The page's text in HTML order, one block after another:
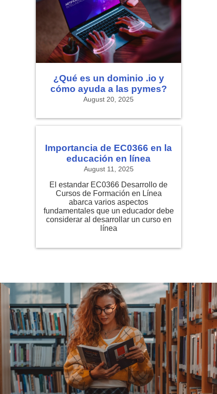
¿Qué es un dominio .io y
cómo ayuda a las pymes?
August 20, 2025
Importancia de EC0366 en la
educación en línea
August 11, 2025
El estandar EC0366 Desarrollo de
Cursos de Formación en Línea
abarca varios aspectos
fundamentales que un educador debe
considerar al desarrollar un curso en
línea